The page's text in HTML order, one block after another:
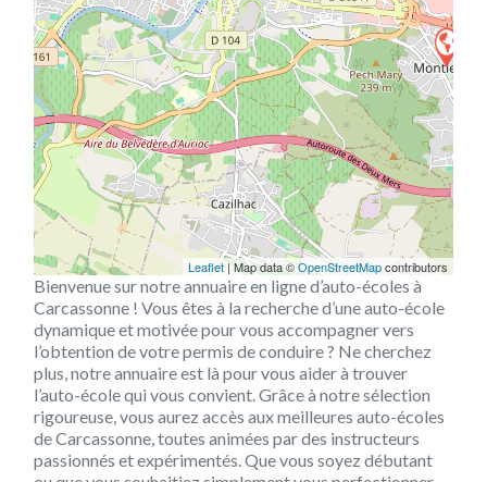
Leaflet | Map data ©OpenStreetMapcontributors
Bienvenue sur notre annuaire en ligne d’auto-écoles à
Carcassonne ! Vous êtes à la recherche d’une auto-école
dynamique et motivée pour vous accompagner vers
l’obtention de votre permis de conduire ? Ne cherchez
plus, notre annuaire est là pour vous aider à trouver
l’auto-école qui vous convient. Grâce à notre sélection
rigoureuse, vous aurez accès aux meilleures auto-écoles
de Carcassonne, toutes animées par des instructeurs
passionnés et expérimentés. Que vous soyez débutant